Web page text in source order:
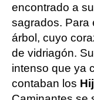
encontrado a
sagrados. Para
árbol, cuyo
de vidriagón.
intenso que ya
contaban los